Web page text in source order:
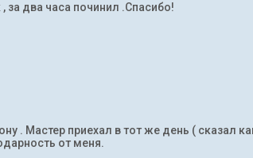
за два часа починил .Спасибо!
. Мастер приехал в тот же день ( сказал
от меня.